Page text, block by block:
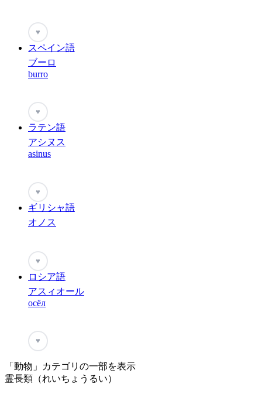
♥
スペイン語
ブーロ
burro
♥
ラテン語
アシヌス
asinus
♥
ギリシャ語
オノス
♥
ロシア語
アスィオール
осёл
♥
「動物」カテゴリの一部を表示
霊長類（れいちょうるい）